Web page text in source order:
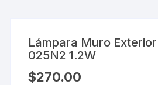
Lámpara Muro
025N2 1.2W
$270.00